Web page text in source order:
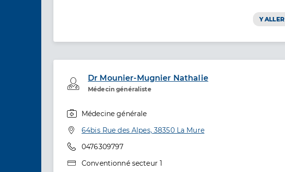
Y ALLER
Dr Mounier-Mugnier Nathalie
Médecin généraliste
Professionel de santé
Médecine générale
Adresse
64bis Rue des Alpes, 38350 La Mure
Téléphone
0476309797
Type de convention
Conventionné secteur 1